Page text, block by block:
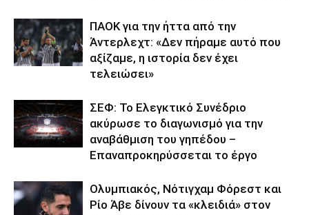
ΠΑΟΚ για την ήττα από την
Άντερλεχτ: «Δεν πήραμε αυτό που
αξίζαμε, η ιστορία δεν έχει
τελειώσει»
ΣΕΦ: Το Ελεγκτικό Συνέδριο
ακύρωσε το διαγωνισμό για την
αναβάθμιση του γηπέδου –
Επαναπροκηρύσσεται το έργο
Ολυμπιακός, Νότιγχαμ Φόρεστ και
Ρίο Άβε δίνουν τα «κλειδιά» στον